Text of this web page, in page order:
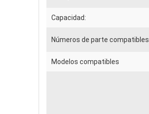
Capacidad:
Números de parte compatibles
Modelos compatibles